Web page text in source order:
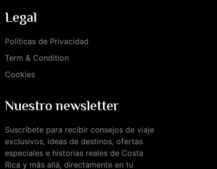
Legal
Políticas de Privacidad
Term & Condition
Cookies
Nuestro newsletter
Suscríbete para recibir consejos de viaje
exclusivos, ideas de destinos, ofertas
especiales e historias reales de Costa
Rica y más allá, directamente en tu